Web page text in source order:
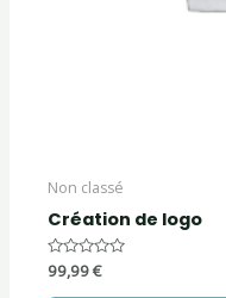
Non classé
Création de logo
Note
0
99,99€